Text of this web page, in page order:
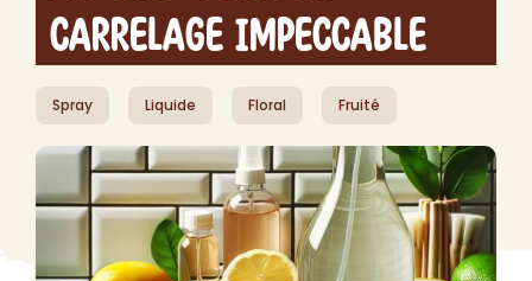
Carrelage Impeccable
Spray Liquide Floral Fruité